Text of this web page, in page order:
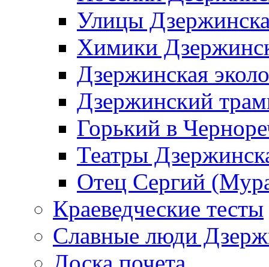
Улицы
Химики
Дзержинская
Дзержинский
Горький в
Театры
Отец Сергий
Краеведческие тесты
Славные люди